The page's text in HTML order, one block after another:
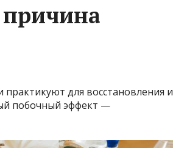
для восстановления и
побочный эффект —